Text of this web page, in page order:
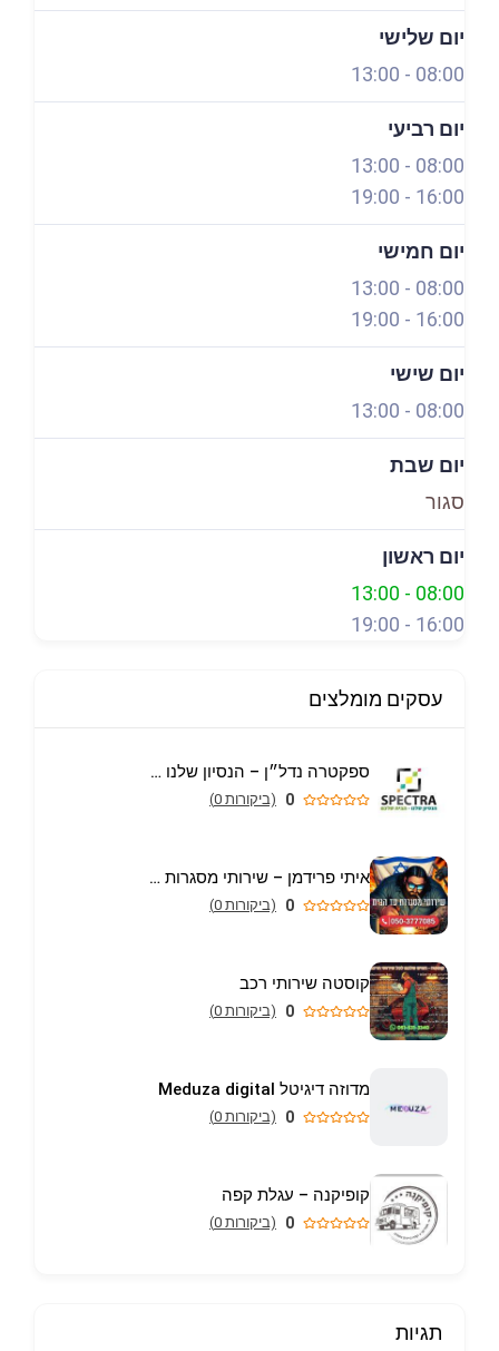
יום שלישי
08:00
-
13:00
יום רביעי
08:00
-
13:00
16:00
-
19:00
יום חמישי
08:00
-
13:00
16:00
-
19:00
יום שישי
08:00
-
13:00
יום שבת
סגור
יום ראשון
08:00
-
13:00
16:00
-
19:00
עסקים מומלצים
ספקטרה נדל״ן – הנסיון שלנו הבית שלכם
0 (ביקורות 0)
איתי פרידמן – שירותי מסגרות וריתוך עד הבית באריאל
0 (ביקורות 0)
קוסטה שירותי רכב
0 (ביקורות 0)
מדוזה דיגיטל Meduza digital
0 (ביקורות 0)
קופיקנה – עגלת קפה
0 (ביקורות 0)
תגיות